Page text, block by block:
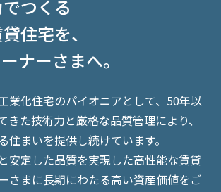
つくる
住宅を、
ナーさまへ。
業化住宅のパイオニアとして、50年以
きた技術力と厳格な品質管理により、
住まいを提供し続けています。
安定した品質を実現した高性能な賃貸
さまに長期にわたる高い資産価値をご